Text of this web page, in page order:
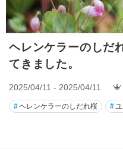
ヘレンケラーのしだ
てきました。
2025/04/11 - 2025/04/11
#ヘレンケラーのしだれ桜 #